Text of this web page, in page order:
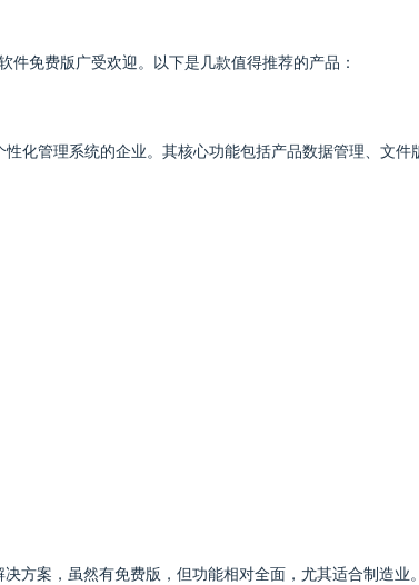
免费版广受欢迎。以下是几款值得推荐的产品：
化管理系统的企业。其核心功能包括产品数据管理、文
方案，虽然有免费版，但功能相对全面，尤其适合制造